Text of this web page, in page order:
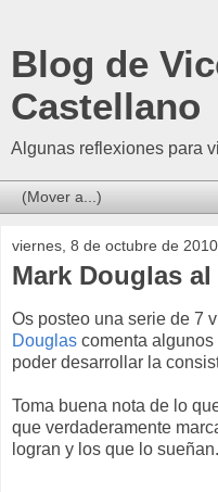
Blog de
Castellano
Algunas reflexiones para
viernes, 8 de octubre de 2010
Mark Douglas
Os posteo una serie de 7
Douglas comenta
poder desarrollar la
Toma buena nota de lo
que verdaderamente
logran y los que lo sueñan.